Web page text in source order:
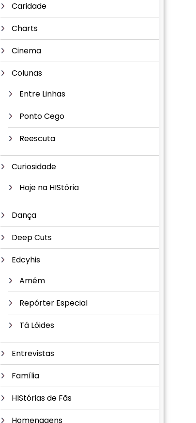
Caridade
Charts
Cinema
Colunas
Entre Linhas
Ponto Cego
Reescuta
Curiosidade
Hoje na HIStória
Dança
Deep Cuts
Edcyhis
Amém
Repórter Especial
Tá Lóides
Entrevistas
Família
HIStórias de Fãs
Homenagens